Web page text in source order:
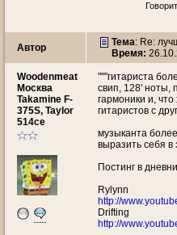
Автор Тема: Re:
Время:
Woodenmeat
Москва
Takamine F-
375S, Taylor
514ce
"""гитариста
свип, 128' ноты,
гармоники и,
гитаристов с
музыканта
выразить себя
Постинг в
Rylynn
http://
Drifting
http://